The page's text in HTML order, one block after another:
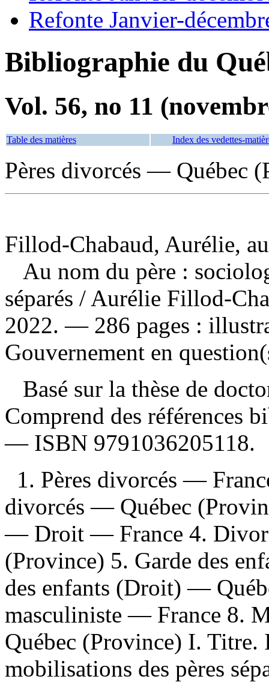
Refonte Janvier-
Bibliographie du
Vol. 56, no 11
Table des matières Index des vedettes-
Pères divorcés — Québec
Fillod-Chabaud, Aurélie,
Au nom du père :
séparés / Aurélie Fillod-
2022. — 286 pages :
Gouvernement en
Basé sur la thèse de
Comprend des références
— ISBN 9791036205118.
1. Pères divorcés —
divorcés — Québec
— Droit — France 4.
(Province) 5. Garde des
des enfants (Droit) —
masculiniste — France 8.
Québec (Province) I.
mobilisations des pères